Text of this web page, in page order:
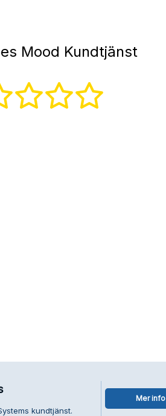
Mood Kundtjänst
kundtjänst.
Mer info